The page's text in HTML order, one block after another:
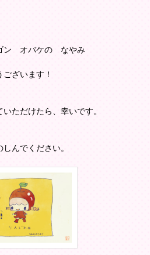
ン オバケの なやみ
ざいます！
ただけたら、幸いです。
んでください。